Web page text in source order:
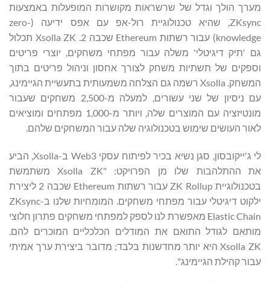
מערך הולך וגדל של שרשראות מקושרות המופעלות באמצעות
ZKsync, שהיא טכנולוגיית רול-אפ עם אפס ידיעה (zero-
knowledge) עבור רשתות Ethereum שכבה 2. Xsolla ZK תכלול
גם 'תיק דיגיטלי' משלה עבור מפתחי משחקים, יוצרי פריטים
וספקים של תשתיות משחק לצורך אחסון וניהול פריטים בתוך
המשחק. Xsolla רשמה גם הצלחה משמעותית בתעשיית הגיימינג,
עם ניסיון של שני עשורים, למעלה מ-2,500 משחקים שעבור
מונטיזציה עם המוצרים שלה, ויותר מ-1,000 מפתחים ומוציאים
לאור העושים שימוש בטכנולוגיה שלה עבור המשחקים שלהם.
לי ג'ייקובסון, סגן נשיא בכיר לפיתוח עסקי Web3 ב-Xsolla, הביע
את ההתלהבות שלו מן הפרויקט: "Xsolla ZK משתמשת
בטכנולוגיית ZK Rollup עבור רשתות Ethereum שכבה 2 ליצירת
ילקוט דיגיטלי עבור מפתחי משחקים. המומחיות שלנו ב-ZKsync
Elastic Chain מאפשרת לנו לספק למפתחי משחקים פתרון חלוצי
מותאם לגודל התואם את המודלים הכלכליים המוכרים להם.
Xsolla ZK היא יותר מחדשנות בלבד; מדובר ביצירת ערך אמיתי
עבור קהילת הגיימינג".